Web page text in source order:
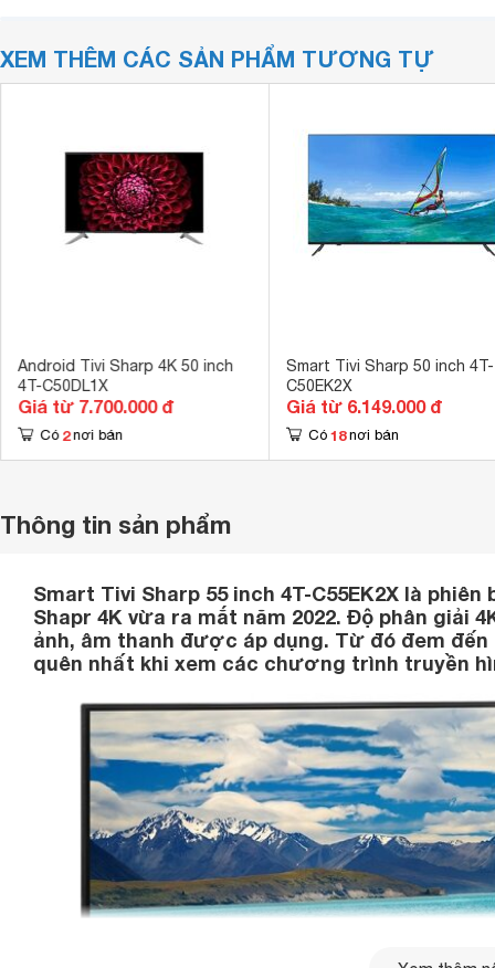
XEM THÊM CÁC SẢN PHẨM TƯƠNG TỰ
Android Tivi Sharp 4K 50 inch
4T-C50DL1X
Giá từ 7.700.000 đ
Có 2 nơi bán
Smart Tivi Sharp 50 inch 4T-
C50EK2X
Giá từ 6.149.000 đ
Có 18 nơi bán
Thông tin sản phẩm
Smart Tivi Sharp 55 inch 4T-C55EK2X là
Shapr 4K vừa ra mắt năm 2022. Độ phân giải
ảnh, âm thanh được áp dụng. Từ đó đem
quên nhất khi xem các chương trình truyền